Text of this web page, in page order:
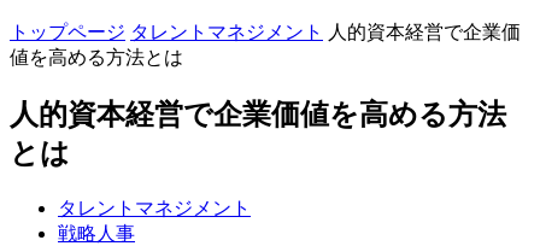
トップページ タレントマネジメント 人的資本経営で企業価
値を高める方法とは
人的資本経営で企業価値を高める方法
とは
タレントマネジメント
戦略人事